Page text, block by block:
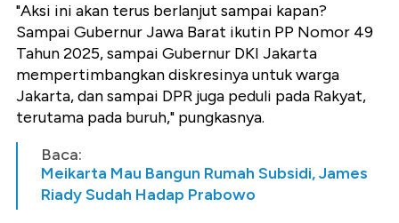
"Aksi ini akan terus berlanjut sampai kapan?
Sampai Gubernur Jawa Barat ikutin PP Nomor 49
Tahun 2025, sampai Gubernur DKI Jakarta
mempertimbangkan diskresinya untuk warga
Jakarta, dan sampai DPR juga peduli pada Rakyat,
terutama pada buruh," pungkasnya.
Baca:
Meikarta Mau Bangun Rumah Subsidi, James
Riady Sudah Hadap Prabowo